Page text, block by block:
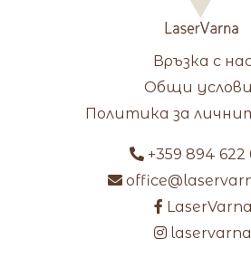
Връзка с
Общи
Политика за
+359 894 622
LaserVarna
laservarna